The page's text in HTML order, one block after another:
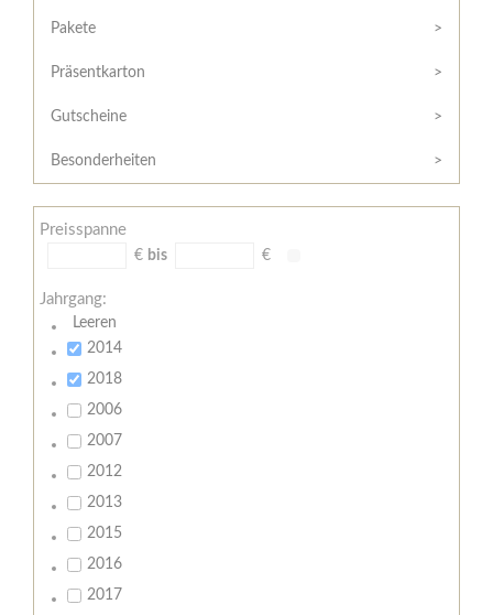
/
Widerrufsformular
AGB
Zahlungsbedingungen
Meine
Pakete
Präsentkarton
Gutscheine
Besonderheiten
Preisspanne
€ bis €
Jahrgang:
Leeren
2014
2018
2006
2007
2012
2013
2015
2016
2017